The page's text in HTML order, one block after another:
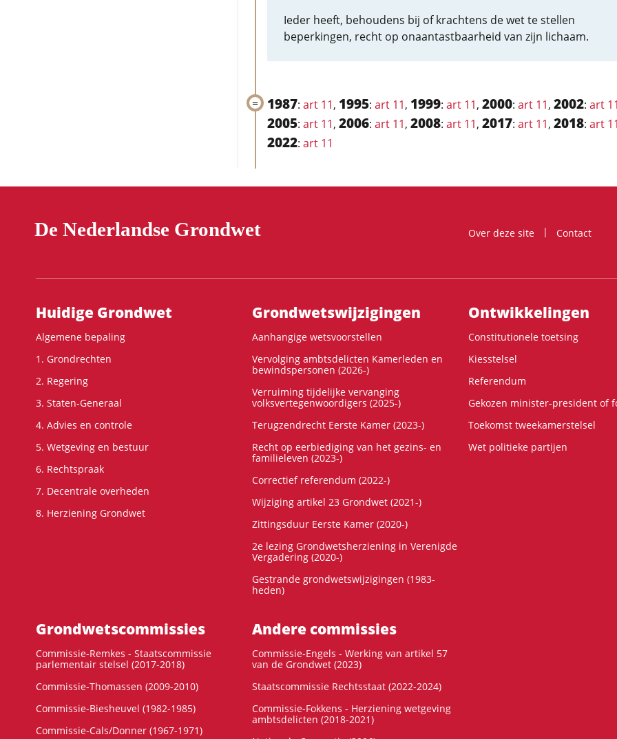
Ieder heeft, behoudens bij of krachtens de wet te stellen
beperkingen, recht op onaantastbaarheid van zijn lichaam.
1987: art 11, 1995: art 11, 1999: art 11, 2000: art 11, 2002: art
2005: art 11, 2006: art 11, 2008: art 11, 2017: art 11, 2018: art
2022: art 11
De Nederlandse Grondwet Over deze site Contact
Hoofdnavigatie
Huidige Grondwet
Algemene bepaling
1. Grondrechten
2. Regering
3. Staten-Generaal
4. Advies en controle
5. Wetgeving en bestuur
6. Rechtspraak
7. Decentrale overheden
8. Herziening Grondwet
Grondwets­wijzigingen
Aanhangige wetsvoorstellen
Vervolging ambtsdelicten Kamerleden en
bewindspersonen (2026-)
Verruiming tijdelijke vervanging
volksvertegenwoordigers (2025-)
Terugzendrecht Eerste Kamer (2023-)
Recht op eerbiediging van het gezins- en
familieleven (2023-)
Correctief referendum (2022-)
Wijziging artikel 23 Grondwet (2021-)
Zittingsduur Eerste Kamer (2020-)
2e lezing Grondwetsherziening in Verenigde
Vergadering (2020-)
Gestrande grondwetswijzigingen (1983-
heden)
Ontwikke­lingen
Constitutionele toetsing
Kiesstelsel
Referendum
Gekozen minister-president of
Toekomst tweekamerstelsel
Wet politieke partijen
Grondwets­commissies
Commissie-Remkes - Staatscommissie
parlementair stelsel (2017-2018)
Commissie-Thomassen (2009-2010)
Commissie-Biesheuvel (1982-1985)
Commissie-Cals/Donner (1967-1971)
Andere commissies
Commissie-Engels - Werking van artikel 57
van de Grondwet (2023)
Staatscommissie Rechtsstaat (2022-2024)
Commissie-Fokkens - Herziening wetgeving
ambtsdelicten (2018-2021)